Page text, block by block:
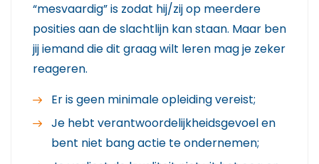
“mesvaardig” is zodat hij/zij op meerdere
posities aan de slachtlijn kan staan. Maar ben
jij iemand die dit graag wilt leren mag je zeker
reageren.
Er is geen minimale opleiding vereist;
Je hebt verantwoordelijkheidsgevoel en
bent niet bang actie te ondernemen;